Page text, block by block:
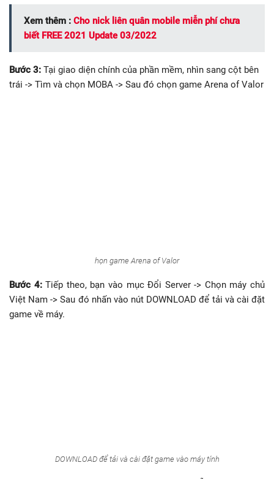
Xem thêm : Cho nick liên quân mobile miễn phí chưa
biết FREE 2021 Update 03/2022
Bước 3: Tại giao diện chính của phần mềm, nhìn sang cột bên
trái -> Tìm và chọn MOBA -> Sau đó chọn game Arena of Valor
họn game Arena of Valor
Bước 4:Tiếp theo, bạn vào mục Đổi Server -> Chọn máy chủ
Việt Nam -> Sau đó nhấn vào nút DOWNLOAD để tải và cài đặt
game về máy.
DOWNLOAD để tải và cài đặt game vào máy tính